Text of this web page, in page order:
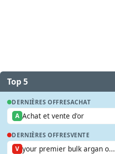
Top 5
DERNIÈRES OFFRESACHAT
A Achat et vente d'or
DERNIÈRES OFFRESVENTE
V your premier bulk argan o...